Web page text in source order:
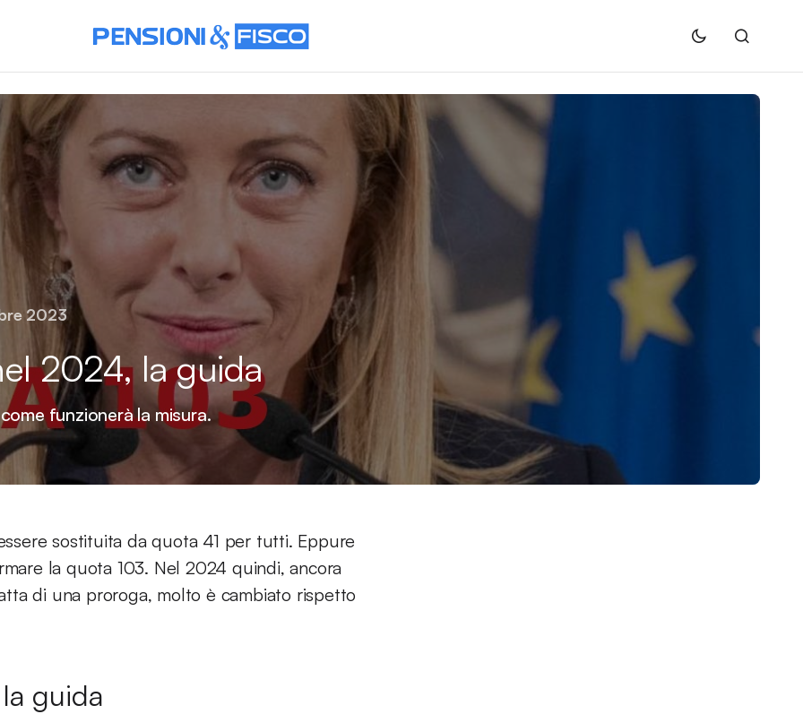
2023
2024, la guida
funzionerà la misura.
sostituita da quota 41 per tutti. Eppure
la quota 103. Nel 2024 quindi, ancora
di una proroga, molto è cambiato rispetto
guida